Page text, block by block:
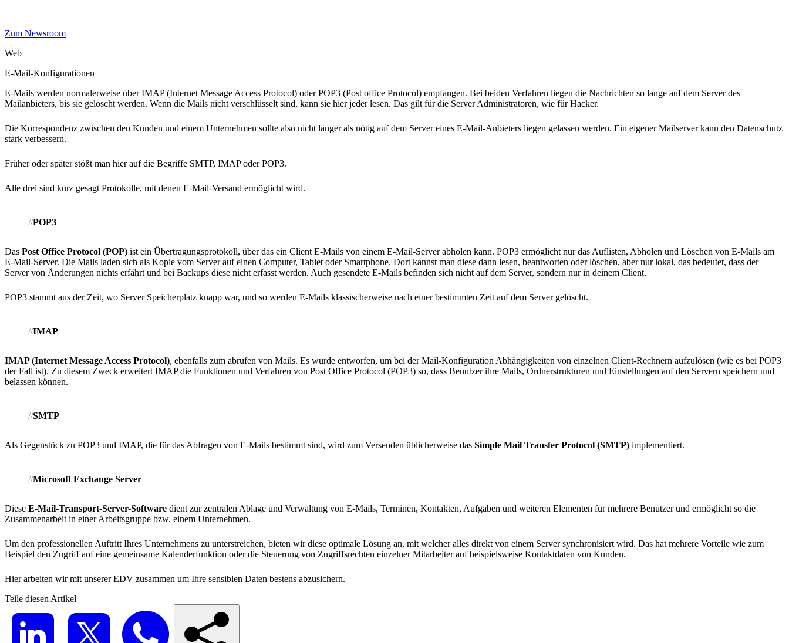
Zum Newsroom
Web
E-Mail-Konfigurationen
E-Mails werden normalerweise über IMAP (Internet Message Access Protocol) oder POP3 (Post office Protocol) empfangen. Bei beiden Verfahren liegen die Nachrichten so lange auf dem Server des
Mailanbieters, bis sie gelöscht werden. Wenn die Mails nicht verschlüsselt sind, kann sie hier jeder lesen. Das gilt für die Server Administratoren, wie für Hacker.
Die Korrespondenz zwischen den Kunden und einem Unternehmen sollte also nicht länger als nötig auf dem Server eines E-Mail-Anbieters liegen gelassen werden. Ein eigener Mailserver kann den Datenschutz
stark verbessern.
Früher oder später stößt man hier auf die Begriffe SMTP, IMAP oder POP3.
Alle drei sind kurz gesagt Protokolle, mit denen E-Mail-Versand ermöglicht wird.
POP3
Das Post Office Protocol (POP) ist ein Übertragungsprotokoll, über das ein Client E-Mails von einem E-Mail-Server abholen kann. POP3 ermöglicht nur das Auflisten, Abholen und Löschen von E-Mails am
E-Mail-Server. Die Mails laden sich als Kopie vom Server auf einen Computer, Tablet oder Smartphone. Dort kannst man diese dann lesen, beantworten oder löschen, aber nur lokal, das bedeutet, dass der
Server von Änderungen nichts erfährt und bei Backups diese nicht erfasst werden. Auch gesendete E-Mails befinden sich nicht auf dem Server, sondern nur in deinem Client.
POP3 stammt aus der Zeit, wo Server Speicherplatz knapp war, und so werden E-Mails klassischerweise nach einer bestimmten Zeit auf dem Server gelöscht.
IMAP
IMAP (Internet Message Access Protocol), ebenfalls zum abrufen von Mails. Es wurde entworfen, um bei der Mail-Konfiguration Abhängigkeiten von einzelnen Client-Rechnern aufzulösen (wie es bei POP3
der Fall ist). Zu diesem Zweck erweitert IMAP die Funktionen und Verfahren von Post Office Protocol (POP3) so, dass Benutzer ihre Mails, Ordnerstrukturen und Einstellungen auf den Servern speichern und
belassen können.
SMTP
Als Gegenstück zu POP3 und IMAP, die für das Abfragen von E-Mails bestimmt sind, wird zum Versenden üblicherweise das Simple Mail Transfer Protocol (SMTP) implementiert.
Microsoft Exchange Server
Diese E-Mail-Transport-Server-Software dient zur zentralen Ablage und Verwaltung von E-Mails, Terminen, Kontakten, Aufgaben und weiteren Elementen für mehrere Benutzer und ermöglicht so die
Zusammenarbeit in einer Arbeitsgruppe bzw. einem Unternehmen.
Um den professionellen Auftritt Ihres Unternehmens zu unterstreichen, bieten wir diese optimale Lösung an, mit welcher alles direkt von einem Server synchronisiert wird. Das hat mehrere Vorteile wie zum
Beispiel den Zugriff auf eine gemeinsame Kalenderfunktion oder die Steuerung von Zugriffsrechten einzelner Mitarbeiter auf beispielsweise Kontaktdaten von Kunden.
Hier arbeiten wir mit unserer EDV zusammen um Ihre sensiblen Daten bestens abzusichern.
Teile diesen Artikel